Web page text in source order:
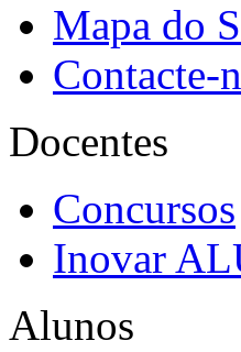
Mapa do
Contacte-
Docentes
Concursos
Inovar
Alunos